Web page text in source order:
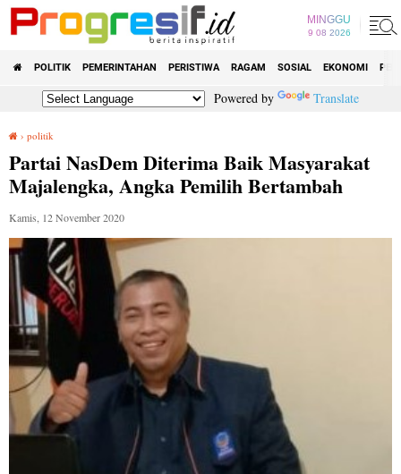
MINGGU
9 08 2026
POLITIK PEMERINTAHAN PERISTIWA RAGAM SOSIAL EKONOMI
Powered by Translate
› politik
Partai NasDem Diterima Baik Masyarakat
Majalengka, Angka Pemilih Bertambah
Kamis, 12 November 2020